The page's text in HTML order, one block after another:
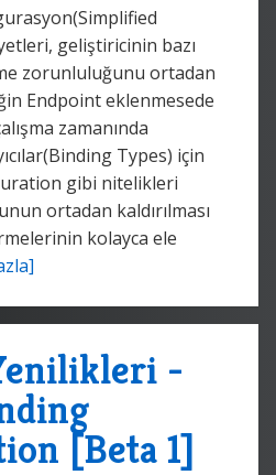
geliştiricinin bazı
zorunluluğunu ortadan
Endpoint eklenmesede
zamanında
Types) için
gibi nitelikleri
ortadan kaldırılması
kolayca ele
-
[Beta 1]